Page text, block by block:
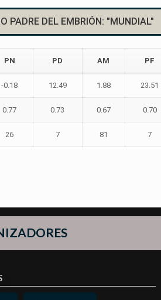
PADRE DEL EMBRIÓN: "MUNDIAL"
PN PD AM PF
-0.18 12.49 1.88 23.51
0.77 0.73 0.67 0.70
26 7 81 7